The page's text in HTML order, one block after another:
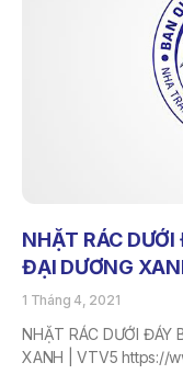
NHẶT RÁC
ĐẠI DƯƠNG
1 Tháng 4, 2021
NHẶT RÁC DƯỚI ĐÁY
XANH | VTV5 https://